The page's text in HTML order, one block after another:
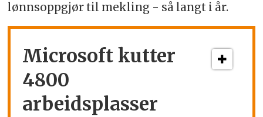
lønnsoppgjør til mekling - så langt i år.
Microsoft kutter
4800
arbeidsplasser